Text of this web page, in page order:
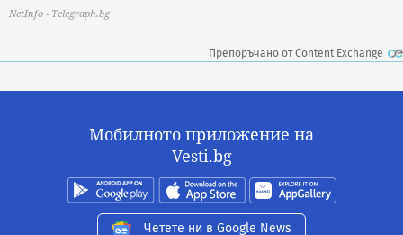
NetInfo - Telegraph.bg
Препоръчано от Content Exchange
Мобилното приложение на
Vesti.bg
Четете ни в Google News